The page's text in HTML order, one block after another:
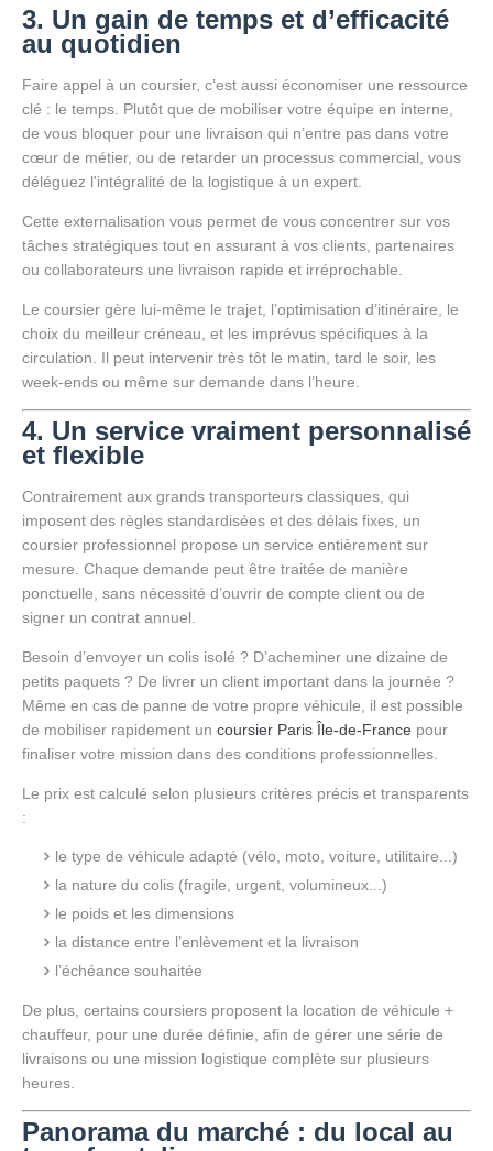
3. Un gain de temps et d’efficacité
au quotidien
Faire appel à un coursier, c’est aussi économiser une ressource
clé : le temps. Plutôt que de mobiliser votre équipe en interne,
de vous bloquer pour une livraison qui n’entre pas dans votre
cœur de métier, ou de retarder un processus commercial, vous
déléguez l'intégralité de la logistique à un expert.
Cette externalisation vous permet de vous concentrer sur vos
tâches stratégiques tout en assurant à vos clients, partenaires
ou collaborateurs une livraison rapide et irréprochable.
Le coursier gère lui-même le trajet, l’optimisation d’itinéraire, le
choix du meilleur créneau, et les imprévus spécifiques à la
circulation. Il peut intervenir très tôt le matin, tard le soir, les
week-ends ou même sur demande dans l’heure.
4. Un service vraiment personnalisé
et flexible
Contrairement aux grands transporteurs classiques, qui
imposent des règles standardisées et des délais fixes, un
coursier professionnel propose un service entièrement sur
mesure. Chaque demande peut être traitée de manière
ponctuelle, sans nécessité d’ouvrir de compte client ou de
signer un contrat annuel.
Besoin d’envoyer un colis isolé ? D’acheminer une dizaine de
petits paquets ? De livrer un client important dans la journée ?
Même en cas de panne de votre propre véhicule, il est possible
de mobiliser rapidement un coursier Paris Île-de-France pour
finaliser votre mission dans des conditions professionnelles.
Le prix est calculé selon plusieurs critères précis et transparents
:
le type de véhicule adapté (vélo, moto, voiture, utilitaire...)
la nature du colis (fragile, urgent, volumineux...)
le poids et les dimensions
la distance entre l’enlèvement et la livraison
l’échéance souhaitée
De plus, certains coursiers proposent la location de véhicule +
chauffeur, pour une durée définie, afin de gérer une série de
livraisons ou une mission logistique complète sur plusieurs
heures.
Panorama du marché : du local au